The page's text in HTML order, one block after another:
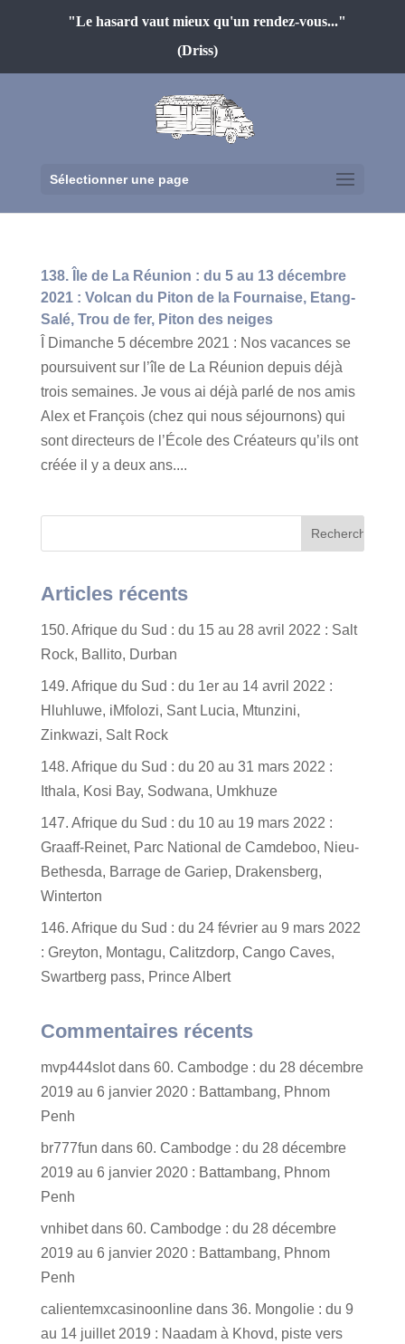
"Le hasard vaut mieux qu'un rendez-vous..."
(Driss)
Sélectionner une page
138. Île de La Réunion : du 5 au 13 décembre
2021 : Volcan du Piton de la Fournaise, Etang-
Salé, Trou de fer, Piton des neiges
Î Dimanche 5 décembre 2021 : Nos vacances se
poursuivent sur l’île de La Réunion depuis déjà
trois semaines. Je vous ai déjà parlé de nos amis
Alex et François (chez qui nous séjournons) qui
sont directeurs de l’École des Créateurs qu’ils ont
créée il y a deux ans....
Articles récents
150. Afrique du Sud : du 15 au 28 avril 2022 : Salt
Rock, Ballito, Durban
149. Afrique du Sud : du 1er au 14 avril 2022 :
Hluhluwe, iMfolozi, Sant Lucia, Mtunzini,
Zinkwazi, Salt Rock
148. Afrique du Sud : du 20 au 31 mars 2022 :
Ithala, Kosi Bay, Sodwana, Umkhuze
147. Afrique du Sud : du 10 au 19 mars 2022 :
Graaff-Reinet, Parc National de Camdeboo, Nieu-
Bethesda, Barrage de Gariep, Drakensberg,
Winterton
146. Afrique du Sud : du 24 février au 9 mars 2022
: Greyton, Montagu, Calitzdorp, Cango Caves,
Swartberg pass, Prince Albert
Commentaires récents
mvp444slotdans 60. Cambodge : du 28 décembre
2019 au 6 janvier 2020 : Battambang, Phnom
Penh
br777fun dans 60. Cambodge : du 28 décembre
2019 au 6 janvier 2020 : Battambang, Phnom
Penh
vnhibetdans 60. Cambodge : du 28 décembre
2019 au 6 janvier 2020 : Battambang, Phnom
Penh
calientemxcasinoonlinedans 36. Mongolie : du 9
au 14 juillet 2019 : Naadam à Khovd, piste vers